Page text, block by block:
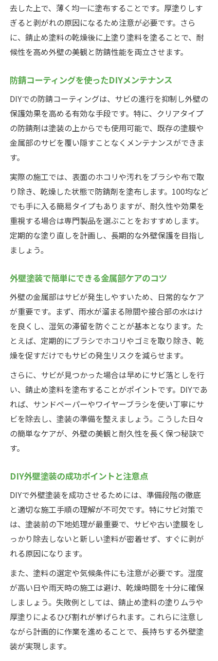
去した上で、薄く均一に塗布することです。厚塗りしす
ぎると剥がれの原因になるため注意が必要です。さら
に、錆止め塗料の乾燥後に上塗り塗料を塗ることで、耐
候性を高め外壁の美観と防錆性能を両立させます。
防錆コーティングを使ったDIYメンテナンス
DIYでの防錆コーティングは、サビの進行を抑制し外壁の
保護効果を高める有効な手段です。特に、クリアタイプ
の防錆剤は塗装の上からでも使用可能で、既存の塗膜や
金属部のサビを覆い隠すことなくメンテナンスができま
す。
実際の施工では、表面のホコリや汚れをブラシや布で取
り除き、乾燥した状態で防錆剤を塗布します。100均など
でも手に入る簡易タイプもありますが、耐久性や効果を
重視する場合は専門製品を選ぶことをおすすめします。
定期的な塗り直しを計画し、長期的な外壁保護を目指し
ましょう。
外壁塗装で簡単にできる金属部ケアのコツ
外壁の金属部はサビが発生しやすいため、日常的なケア
が重要です。まず、雨水が溜まる隙間や接合部の水はけ
を良くし、湿気の滞留を防ぐことが基本となります。た
とえば、定期的にブラシでホコリやゴミを取り除き、乾
燥を促すだけでもサビの発生リスクを減らせます。
さらに、サビが見つかった場合は早めにサビ落としを行
い、錆止め塗料を塗布することがポイントです。DIYであ
れば、サンドペーパーやワイヤーブラシを使い丁寧にサ
ビを除去し、塗装の準備を整えましょう。こうした日々
の簡単なケアが、外壁の美観と耐久性を長く保つ秘訣で
す。
DIY外壁塗装の成功ポイントと注意点
DIYで外壁塗装を成功させるためには、準備段階の徹底
と適切な施工手順の理解が不可欠です。特にサビ対策で
は、塗装前の下地処理が最重要で、サビや古い塗膜をし
っかり除去しないと新しい塗料が密着せず、すぐに剥が
れる原因になります。
また、塗料の選定や気候条件にも注意が必要です。湿度
が高い日や雨天時の施工は避け、乾燥時間を十分に確保
しましょう。失敗例としては、錆止め塗料の塗りムラや
厚塗りによるひび割れが挙げられます。これらに注意し
ながら計画的に作業を進めることで、長持ちする外壁塗
装が実現します。